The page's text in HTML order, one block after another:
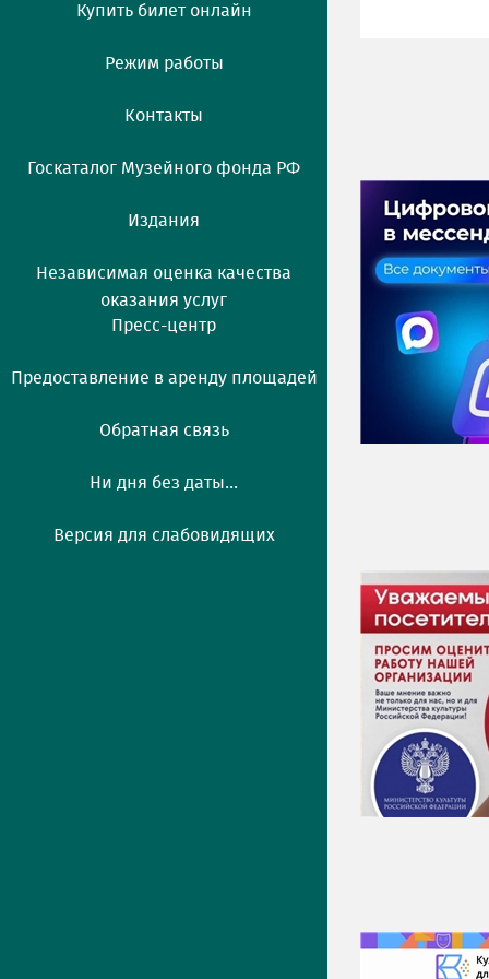
Купить билет онлайн
Режим работы
Контакты
Госкаталог Музейного фонда РФ
Издания
Независимая оценка качества
оказания услуг
Пресс-центр
Предоставление в аренду площадей
Обратная связь
Ни дня без даты...
Версия для слабовидящих